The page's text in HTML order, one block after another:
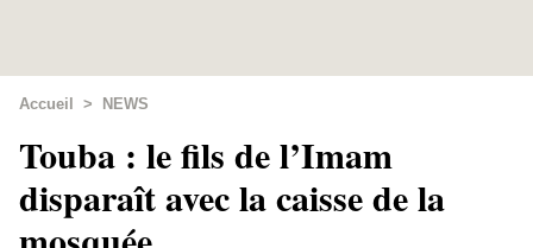
Accueil > NEWS
Touba : le fils de l’Imam
disparaît avec la caisse de la